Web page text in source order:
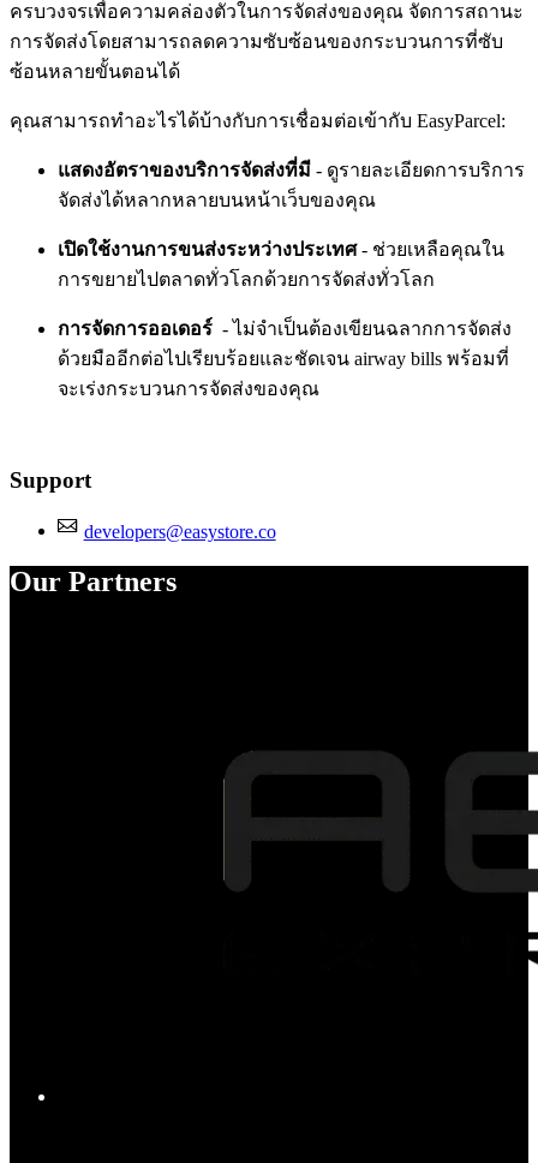
ครบวงจรเพื่อความคล่องตัวในการจัดส่งของคุณ จัดการสถานะ
การจัดส่งโดยสามารถลดความซับซ้อนของกระบวนการที่ซับ
ซ้อนหลายขั้นตอนได้
คุณสามารถทำอะไรได้บ้างกับการเชื่อมต่อเข้ากับ EasyParcel:
แสดงอัตราของบริการจัดส่งที่มี - ดูรายละเอียดการบริการ
จัดส่งได้หลากหลายบนหน้าเว็บของคุณ
เปิดใช้งานการขนส่งระหว่างประเทศ- ช่วยเหลือคุณใน
การขยายไปตลาดทั่วโลกด้วยการจัดส่งทั่วโลก
การจัดการออเดอร์ - ไม่จำเป็นต้องเขียนฉลากการจัดส่ง
ด้วยมืออีกต่อไปเรียบร้อยและชัดเจน airway bills พร้อมที่
จะเร่งกระบวนการจัดส่งของคุณ
Support
developers@easystore.co
Our Partners